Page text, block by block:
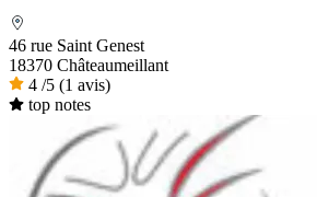
46 rue Saint Genest
18370 Châteaumeillant
4 /5 (1 avis)
top notes